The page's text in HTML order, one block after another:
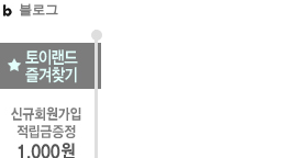
블로그